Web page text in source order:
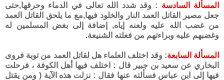
المسألة السادسة : وقد شدد الله تعالى في الدماء وحرقها,حتى
جعل مصير القاتل العمد النار والخلود فيها,مع ما يلحق القاتل العمد
من غضب الله عليه ولعنه إياه, إضافة إلى بغض المسلمين له
وغضبهم عليه وبراءتهم من فعلته الشنيعة.
المسألة السابعة: وقد اختلف العلماء هل لقاتل العمد من توبة فروى
البخاري عن سعيد بن جبير قال : اختلف فيها أهل الكوفة ، فرحلت
فيها إلى ابن عباس فسألته عنها فقال : نزلت هذه الآية ( ومن يقتل